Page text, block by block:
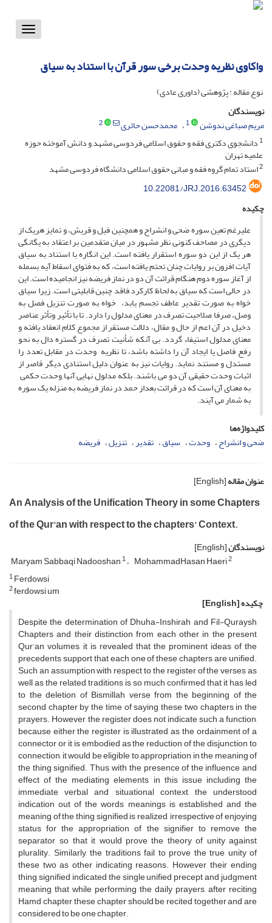
Toggle
واکاوی نظریه وحدت برخی سور قرآن با استناد به سیاق
نوع مقاله : پژوهشی (داوری عادی)
نویسندگان
مریم صباغی ندوشن
1 محمدحسن حائری
2
1دانشجوی دکتری فقه و حقوق اسلامی فردوسی مشهد و دانش آموخته حوزه
علمیه تهران
2استاد تمام گروه فقه و مبانی حقوق اسلامی دانشگاه فردوسی مشهد
10.22081/JRJ.2016.63452
چکیده
علیرغم تعین سوره ضحی و انشراح و همچنین فیل و قریش، و تمایز هریک از
دیگری در مصاحف کنونی نظر مشهور در میان متقدمین بر اعتقاد به یگانگی
هر یک از این دو سوره استقرار یافته است. این انگاره با استناد به سیاق
آیات افزون بر روایات چنان تحتم یافته است، که به فتوای اسقاط آیه بسمله
از آغاز سوره دوم هنگام قرائت آن دو در نماز فریضه نیز انجامیده است. این
در حالی است که سیاق به لحاظ کارکرد فاقد چنین قابلیتی است. زیرا سیاق
خواه به صورت تقدیر عاطف تجسم یابد، خواه به صورت تنزیل فصل به
وصل، صرفا صلاحیت تصرف در معنای مدلول را دارد. تا با تأثیر وتأثر عناصر
دخیل در آن اعم از حال و مقال، دلالت مستقر از مجموع کلام انعقاد یافته و
معنای مدلول استیفاء گردد. بی آنکه شأنیت تصرف در گستره دال به نحو
رفع فاصل یا ایجاد آن را داشته باشد، تا نظریه وحدت در مقابل تعدد را
مستدل و مستند نماید. روایات نیز به عنوان دلیل استنادی دیگر قاصر از
اثبات وحدت حقیقی آن دو می باشند. بلکه مدلول نهایی آنها وحدت حکمی
به معنای آن است که در قرائت بعداز حمد در نماز فریضه به منزله یک سوره
به شمار می آیند.
کلیدواژه‌ها
ضحی و انشراح وحدت سیاق تقدیر تنزیل فریضه
عنوان مقاله[English]
An Analysis of the Unification Theory in some Chapters
of the Qur'an with respect to the chapters' Context.
نویسندگان[English]
Maryam Sabbaqi Nadooshan1 MohammadHasan Haeri2
1Ferdowsi
2ferdowsi um
چکیده[English]
Despite the determination of Dhuha-Inshirah and Fil-Quraysh
Chapters and their distinction from each other in the present
Qur’an volumes, it is revealed that the prominent ideas of the
precedents support that each one of these chapters are unified.
Such an assumption with respect to the register of the verses as
well as the related traditions is so much confirmed that it has led
to the deletion of Bismillah verse from the beginning of the
second chapter by the time of saying these two chapters in the
prayers. However, the register does not indicate such a function,
because either the register is illustrated as the ordainment of a
connector or it is embodied as the reduction of the disjunction to
connection, it would be eligible to appropriation in the meaning of
the thing signified. Thus, with the presence of the influence and
effect of the mediating elements in this issue including the
immediate verbal and situational context, the understood
indication out of the words meanings is established and the
meaning of the thing signified is realized, irrespective of enjoying
status for the appropriation of the signifier to remove the
separator, so that it would prove the theory of unity against
plurality. Similarly, the traditions fail to prove the true unity of
these two as other indicating reasons. However, their ending
thing signified indicated the single unified precept and judgment
meaning that while performing the daily prayers, after reciting
Hamd chapter, these chapter should be recited together and are
considered to be one chapter.